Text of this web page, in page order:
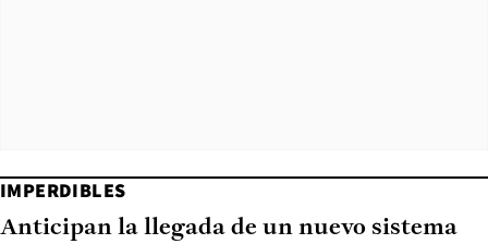
IMPERDIBLES
Anticipan la llegada de un nuevo sistema